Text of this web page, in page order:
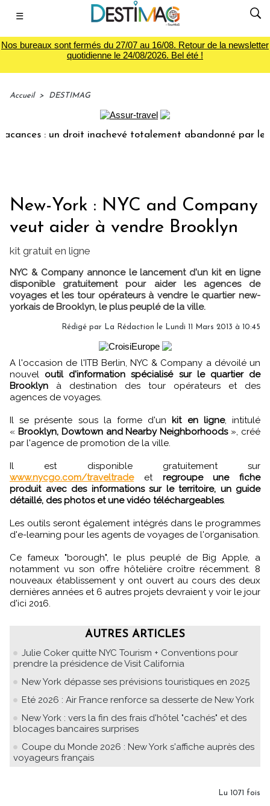
☰
Nos bureaux sont fermés du 27/07 au 16/08. Retour de la newsletter
quotidienne le 24/08/2026. Bel été !
Accueil > DESTIMAG
: un droit inachevé totalement abandonné par les
New-York : NYC and Company
veut aider à vendre Brooklyn
kit gratuit en ligne
NYC & Company annonce le lancement d'un kit en ligne
disponible gratuitement pour aider les agences de
voyages et les tour opérateurs à vendre le quartier new-
yorkais de Brooklyn, le plus peuplé de la ville.
Rédigé par La Rédaction le Lundi 11 Mars 2013 à 10:45
A l'occasion de l'ITB Berlin, NYC & Company a dévoilé un
nouvel outil d'information spécialisé sur le quartier de
Brooklyn à destination des tour opérateurs et des
agences de voyages.
Il se présente sous la forme d'un kit en ligne, intitulé
« Brooklyn, Dowtown and Nearby Neighborhoods», créé
par l'agence de promotion de la ville.
Il est disponible gratuitement sur
www.nycgo.com/traveltradeet regroupe une fiche
produit avec des informations sur le territoire, un guide
détaillé, des photos et une vidéo téléchargeables.
Les outils seront également intégrés dans le programmes
d'e-learning pour les agents de voyages de l'organisation.
Ce fameux "borough", le plus peuplé de Big Apple, a
notamment vu son offre hôtelière croître récemment. 8
nouveaux établissement y ont ouvert au cours des deux
dernières années et 6 autres projets devraient y voir le jour
d'ici 2016.
AUTRES ARTICLES
Julie Coker quitte NYC Tourism + Conventions pour
prendre la présidence de Visit California
New York dépasse ses prévisions touristiques en 2025
Eté 2026 : Air France renforce sa desserte de New York
New York : vers la fin des frais d'hôtel "cachés" et des
blocages bancaires surprises
Coupe du Monde 2026 : New York s'affiche auprès des
voyageurs français
Lu 1071 fois